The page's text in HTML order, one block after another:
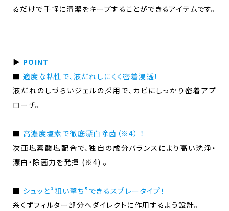
るだけで手軽に清潔をキープすることができるアイテムです。
▶ POINT
■ 適度な粘性で、液だれしにくく密着浸透！
液だれのしづらいジェルの採用で、カビにしっかり密着アプ
ローチ。
■ 高濃度塩素で徹底漂白除菌（※4） ！
次亜塩素酸塩配合で、独自の成分バランスにより高い洗浄・
漂白・除菌力を発揮 (※4) 。
■ シュッと“狙い撃ち”できるスプレータイプ！
糸くずフィルター部分へダイレクトに作用するよう設計。